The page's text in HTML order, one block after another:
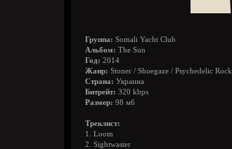
Группа: Somali Yacht Club
Альбом: The Sun
Год: 2014
Жанр: Stoner / Shoegaze / Psychedelic Rock
Страна: Украина
Битрейт: 320 kbps
Размер: 98 мб
Треклист:
1. Loom
2. Sightwaster